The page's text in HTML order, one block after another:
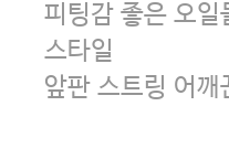
피팅감 좋은 오일
스타일
앞판 스트링 어